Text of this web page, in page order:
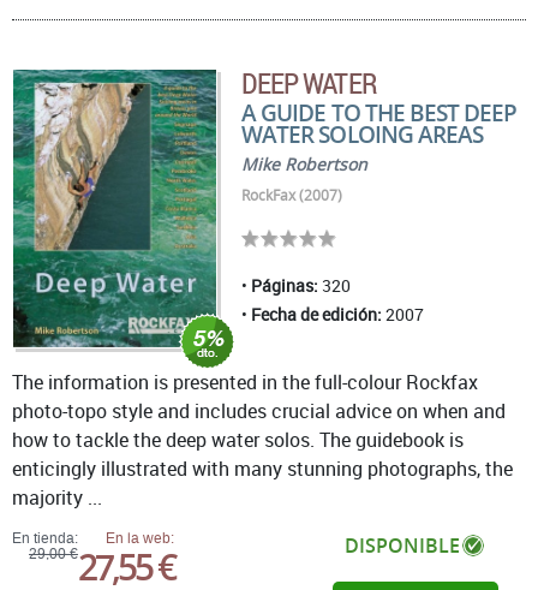
DEEP WATER
A GUIDE TO THE BEST DEEP
WATER SOLOING AREAS
Mike Robertson
RockFax (2007)
Páginas: 320
Fecha de edición: 2007
En tienda:
29,00 €
En la web:
27,55 € DISPONIBLE
The information is presented in the full-colour Rockfax
photo-topo style and includes crucial advice on when and
how to tackle the deep water solos. The guidebook is
enticingly illustrated with many stunning photographs, the
majority ...